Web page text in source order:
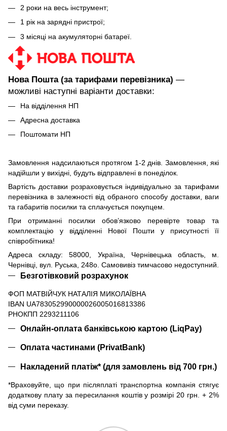
2 роки на весь інструмент;
1 рік на зарядні пристрої;
3 місяці на акумуляторні батареї.
Нова Пошта (за тарифами перевізника) —
можливі наступні варіанти доставки:
На відділення НП
Адресна доставка
Поштомати НП
Замовлення надсилаються протягом 1-2 днів. Замовлення, які
надійшли у вихідні, будуть відправлені в понеділок.
Вартість доставки розраховується індивідуально за тарифами
перевізника в залежності від обраного способу доставки, ваги
та габаритів посилки та сплачується покупцем.
При отриманні посилки обов’язково перевірте товар та
комплектацію у відділенні Нової Пошти у присутності її
співробітника!
Адреса складу: 58000, Україна, Чернівецька область, м.
Чернівці, вул. Руська, 248о. Самовивіз тимчасово недоступний.
Безготівковий розрахунок
ФОП МАТВІЙЧУК НАТАЛІЯ МИКОЛАЇВНА
IBAN UA783052990000026005016813386
РНОКПП 2293211106
Онлайн-оплата банківською картою (LiqPay)
Оплата частинами (PrivatBank)
Накладений платіж* (для замовлень від 700 грн.)
*Враховуйте, що при післяплаті транспортна компанія стягує
додаткову плату за пересилання коштів у розмірі 20 грн. + 2%
від суми переказу.